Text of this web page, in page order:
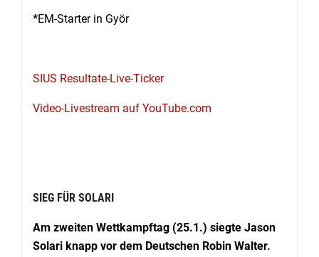
*EM-Starter in Györ
SIUS Resultate-Live-Ticker
Video-Livestream auf YouTube.com
SIEG FÜR SOLARI
Am zweiten Wettkampftag (25.1.) siegte Jason
Solari knapp vor dem Deutschen Robin Walter.